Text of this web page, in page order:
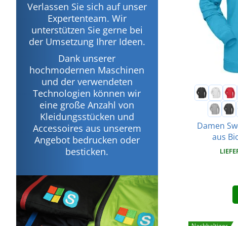
Verlassen Sie sich auf unser
Expertenteam. Wir
unterstützen Sie gerne bei
der Umsetzung Ihrer Ideen.
Dank unserer
hochmodernen Maschinen
und der verwendeten
Technologien können wir
eine große Anzahl von
Kleidungsstücken und
Accessoires aus unserem
Angebot bedrucken oder
besticken.
Damen
aus